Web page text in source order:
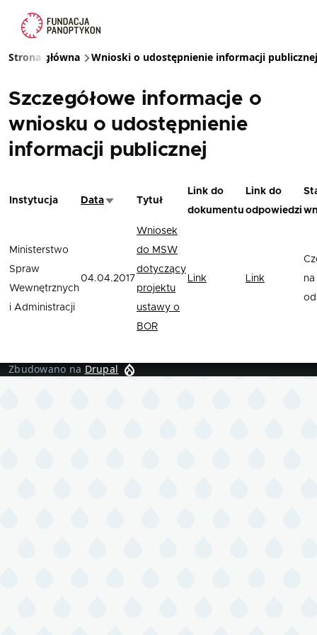
Ścieżka nawigacyjna
Strona główna Wnioski o udostępnienie informacji publicznej
Szczegółowe informacje o
wniosku o udostępnienie
informacji publicznej
Instytucja DataSortuj rosnąco
Tytuł
Link do
dokumentu
Link do
odpowiedzi
Ministerstwo
Spraw
Wewnętrznych
i Administracji
04.04.2017
Wniosek
do MSW
dotyczący
projektu
ustawy o
BOR
Link Link
na
Zbudowano na Drupal